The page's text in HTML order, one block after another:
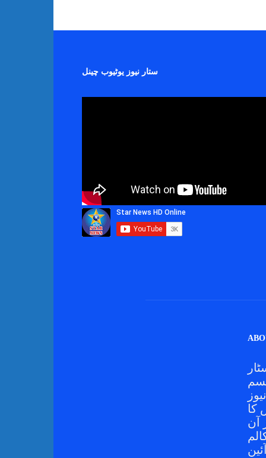
ستار نیوز یوٹیوب چینل
کا
آن